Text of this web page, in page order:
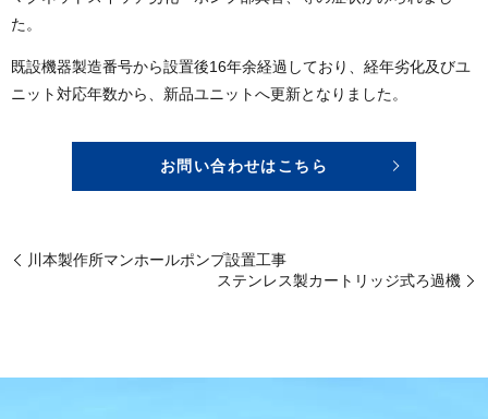
た。
既設機器製造番号から設置後16年余経過しており、経年劣化及びユ
ニット対応年数から、新品ユニットへ更新となりました。
お問い合わせはこちら
川本製作所マンホールポンプ設置工事
ステンレス製カートリッジ式ろ過機